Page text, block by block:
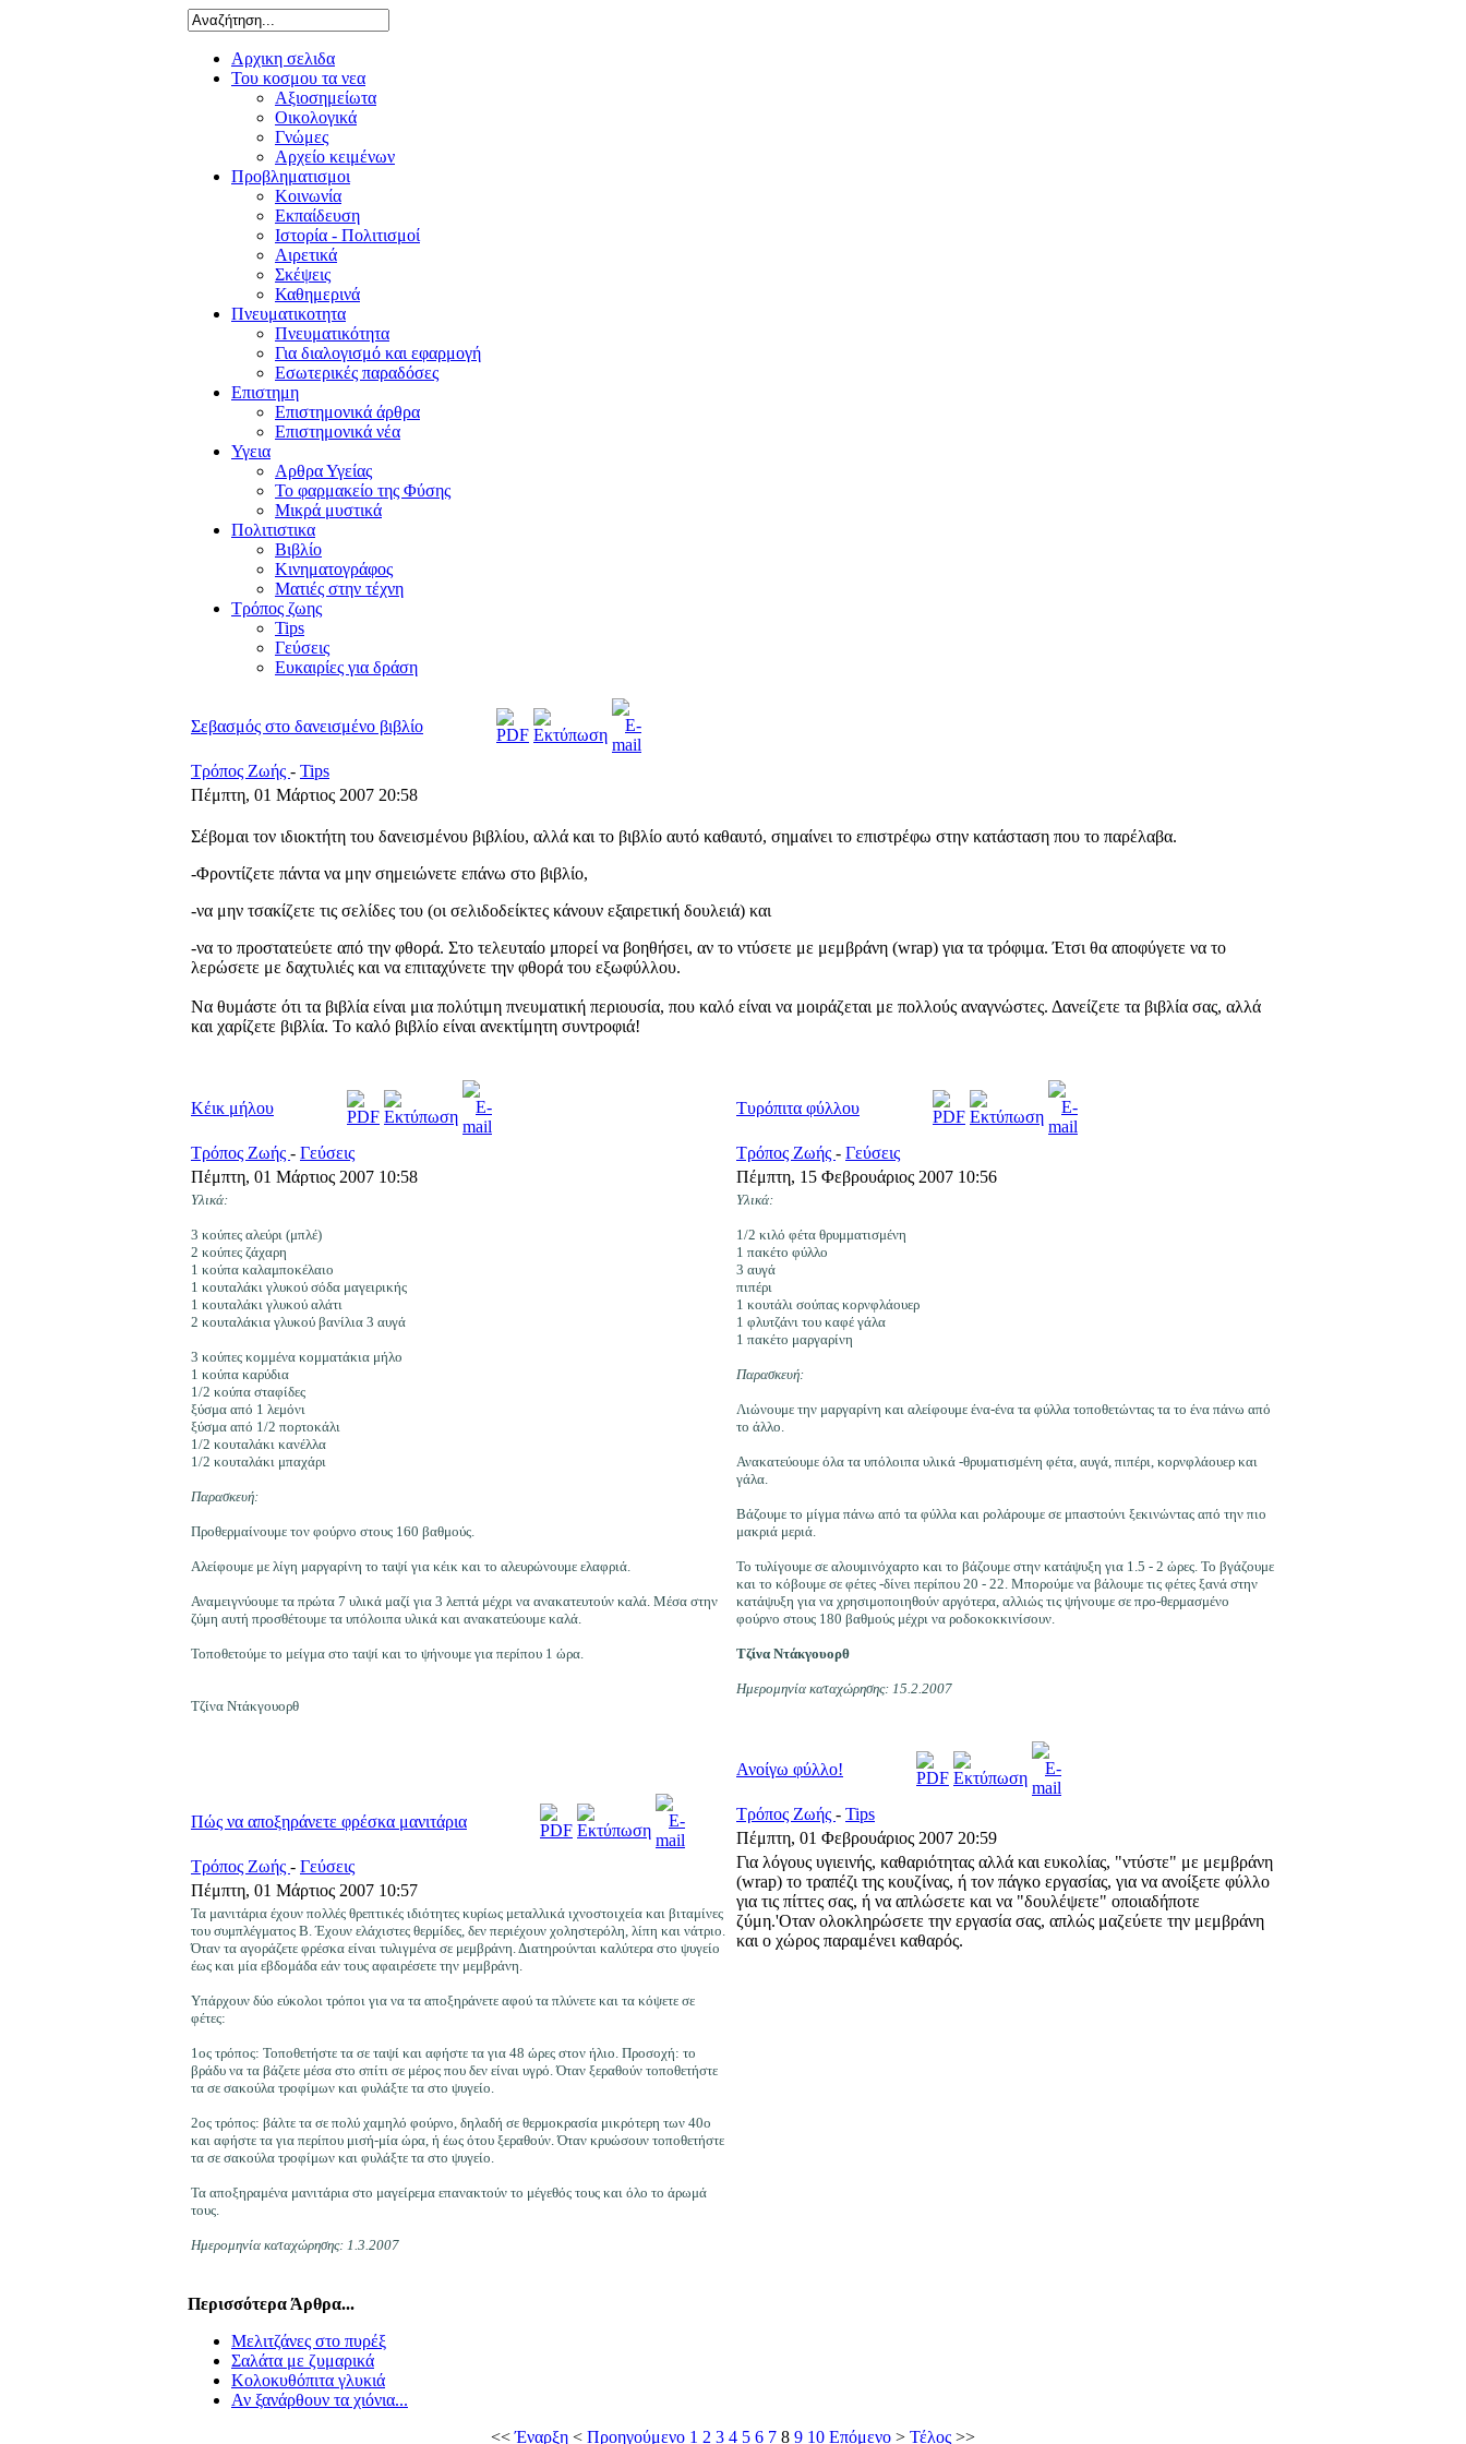
Αρχικη σελιδα
Του κοσμου τα νεα
Αξιοσημείωτα
Οικολογικά
Γνώμες
Αρχείο κειμένων
Προβληματισμοι
Κοινωνία
Εκπαίδευση
Ιστορία - Πολιτισμοί
Αιρετικά
Σκέψεις
Καθημερινά
Πνευματικοτητα
Πνευματικότητα
Για διαλογισμό και εφαρμογή
Εσωτερικές παραδόσες
Επιστημη
Επιστημονικά άρθρα
Επιστημονικά νέα
Υγεια
Αρθρα Υγείας
Το φαρμακείο της Φύσης
Μικρά μυστικά
Πολιτιστικα
Βιβλίο
Κινηματογράφος
Ματιές στην τέχνη
Τρόπος ζωης
Tips
Γεύσεις
Ευκαιρίες για δράση
Σεβασμός στο δανεισμένο βιβλίο
Τρόπος Ζωής - Tips
Πέμπτη, 01 Μάρτιος 2007 20:58
Σέβομαι τον ιδιοκτήτη του δανεισμένου βιβλίου, αλλά και το βιβλίο αυτό καθαυτό, σημαίνει το επιστρέφω στην κατάσταση που το παρέλαβα.
-Φροντίζετε πάντα να μην σημειώνετε επάνω στο βιβλίο,
-να μην τσακίζετε τις σελίδες του (οι σελιδοδείκτες κάνουν εξαιρετική δουλειά) και
-να το προστατεύετε από την φθορά. Στο τελευταίο μπορεί να βοηθήσει, αν το ντύσετε με μεμβράνη (wrap) για τα τρόφιμα. Έτσι θα αποφύγετε να το
λερώσετε με δαχτυλιές και να επιταχύνετε την φθορά του εξωφύλλου.
Να θυμάστε ότι τα βιβλία είναι μια πολύτιμη πνευματική περιουσία, που καλό είναι να μοιράζεται με πολλούς αναγνώστες. Δανείζετε τα βιβλία σας, αλλά
και χαρίζετε βιβλία. Το καλό βιβλίο είναι ανεκτίμητη συντροφιά!
Κέικ μήλου
Τρόπος Ζωής - Γεύσεις
Πέμπτη, 01 Μάρτιος 2007 10:58
Υλικά:
3 κούπες αλεύρι (μπλέ)
2 κούπες ζάχαρη
1 κούπα καλαμποκέλαιο
1 κουταλάκι γλυκού σόδα μαγειρικής
1 κουταλάκι γλυκού αλάτι
2 κουταλάκια γλυκού βανίλια 3 αυγά
3 κούπες κομμένα κομματάκια μήλο
1 κούπα καρύδια
1/2 κούπα σταφίδες
ξύσμα από 1 λεμόνι
ξύσμα από 1/2 πορτοκάλι
1/2 κουταλάκι κανέλλα
1/2 κουταλάκι μπαχάρι
Παρασκευή:
Προθερμαίνουμε τον φούρνο στους 160 βαθμούς.
Αλείφουμε με λίγη μαργαρίνη το ταψί για κέικ και το αλευρώνουμε ελαφριά.
Αναμειγνύουμε τα πρώτα 7 υλικά μαζί για 3 λεπτά μέχρι να ανακατευτούν καλά. Μέσα στην
ζύμη αυτή προσθέτουμε τα υπόλοιπα υλικά και ανακατεύουμε καλά.
Τοποθετούμε το μείγμα στο ταψί και το ψήνουμε για περίπου 1 ώρα.
Τζίνα Ντάκγουορθ
Πώς να αποξηράνετε φρέσκα μανιτάρια
Τρόπος Ζωής - Γεύσεις
Πέμπτη, 01 Μάρτιος 2007 10:57
Τα μανιτάρια έχουν πολλές θρεπτικές ιδιότητες κυρίως μεταλλικά ιχνοστοιχεία και βιταμίνες
του συμπλέγματος Β. Έχουν ελάχιστες θερμίδες, δεν περιέχουν χοληστερόλη, λίπη και νάτριο.
Όταν τα αγοράζετε φρέσκα είναι τυλιγμένα σε μεμβράνη. Διατηρούνται καλύτερα στο ψυγείο
έως και μία εβδομάδα εάν τους αφαιρέσετε την μεμβράνη.
Υπάρχουν δύο εύκολοι τρόποι για να τα αποξηράνετε αφού τα πλύνετε και τα κόψετε σε
φέτες:
1ος τρόπος: Τοποθετήστε τα σε ταψί και αφήστε τα για 48 ώρες στον ήλιο. Προσοχή: το
βράδυ να τα βάζετε μέσα στο σπίτι σε μέρος που δεν είναι υγρό. Όταν ξεραθούν τοποθετήστε
τα σε σακούλα τροφίμων και φυλάξτε τα στο ψυγείο.
2ος τρόπος: βάλτε τα σε πολύ χαμηλό φούρνο, δηλαδή σε θερμοκρασία μικρότερη των 40o
και αφήστε τα για περίπου μισή-μία ώρα, ή έως ότου ξεραθούν. Όταν κρυώσουν τοποθετήστε
τα σε σακούλα τροφίμων και φυλάξτε τα στο ψυγείο.
Τα αποξηραμένα μανιτάρια στο μαγείρεμα επανακτούν το μέγεθός τους και όλο το άρωμά
τους.
Ημερομηνία καταχώρησης: 1.3.2007
Τυρόπιτα φύλλου
Τρόπος Ζωής - Γεύσεις
Πέμπτη, 15 Φεβρουάριος 2007 10:56
Υλικά:
1/2 κιλό φέτα θρυμματισμένη
1 πακέτο φύλλο
3 αυγά
πιπέρι
1 κουτάλι σούπας κορνφλάουερ
1 φλυτζάνι του καφέ γάλα
1 πακέτο μαργαρίνη
Παρασκευή:
Λιώνουμε την μαργαρίνη και αλείφουμε ένα-ένα τα φύλλα τοποθετώντας τα το ένα πάνω από
το άλλο.
Ανακατεύουμε όλα τα υπόλοιπα υλικά -θρυματισμένη φέτα, αυγά, πιπέρι, κορνφλάουερ και
γάλα.
Βάζουμε το μίγμα πάνω από τα φύλλα και ρολάρουμε σε μπαστούνι ξεκινώντας από την πιο
μακριά μεριά.
Το τυλίγουμε σε αλουμινόχαρτο και το βάζουμε στην κατάψυξη για 1.5 - 2 ώρες. Το βγάζουμε
και το κόβουμε σε φέτες -δίνει περίπου 20 - 22. Μπορούμε να βάλουμε τις φέτες ξανά στην
κατάψυξη για να χρησιμοποιηθούν αργότερα, αλλιώς τις ψήνουμε σε προ-θερμασμένο
φούρνο στους 180 βαθμούς μέχρι να ροδοκοκκινίσουν.
Τζίνα Ντάκγουορθ
Ημερομηνία καταχώρησης: 15.2.2007
Ανοίγω φύλλο!
Τρόπος Ζωής - Tips
Πέμπτη, 01 Φεβρουάριος 2007 20:59
Για λόγους υγιεινής, καθαριότητας αλλά και ευκολίας, "ντύστε" με μεμβράνη
(wrap) το τραπέζι της κουζίνας, ή τον πάγκο εργασίας, για να ανοίξετε φύλλο
για τις πίττες σας, ή να απλώσετε και να "δουλέψετε" οποιαδήποτε
ζύμη.'Οταν ολοκληρώσετε την εργασία σας, απλώς μαζεύετε την μεμβράνη
και ο χώρος παραμένει καθαρός.
Περισσότερα Άρθρα...
Μελιτζάνες στο πυρέξ
Σαλάτα με ζυμαρικά
Κολοκυθόπιτα γλυκιά
Αν ξανάρθουν τα χιόνια...
<<Έναρξη < Προηγούμενο 1 2 3 4 5 6 7 8 9 10 Επόμενο > Τέλος >>